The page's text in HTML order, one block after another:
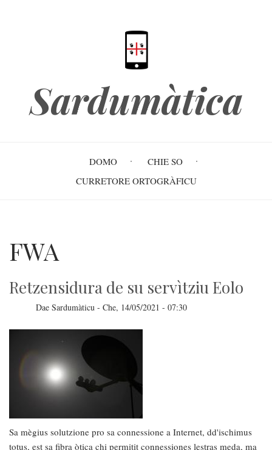
Sardumàtica
navigation
DOMO
CHIE SO
CURRETORE ORTOGRÀFICU
FWA
Retzensidura de su servìtziu Eolo
Dae Sardumàticu - Che, 14/05/2021 - 07:30
Sa mègius solutzione pro sa connessione a Internet, dd'ischimus
totus, est sa fibra òtica chi permitit connessiones lestras meda, ma